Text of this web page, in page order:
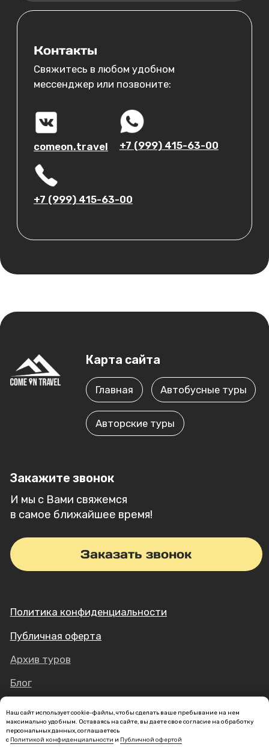
Наш сайт использует cookie-файлы, чтобы сделать ваше пребывание на нем
максимально удобным. Оставаясь на сайте, вы даете свое согласие на обработку
персональных данных, соглашаетесь
с Политикой конфиденциальности и Публичной офертой